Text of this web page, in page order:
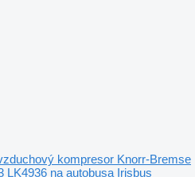
kompresor Knorr-Bremse
LK4936 na autobusa Irisbus